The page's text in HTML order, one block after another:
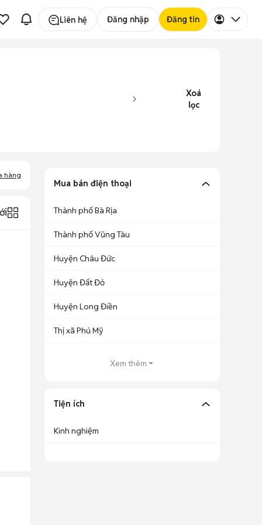
Liên hệ Đăng nhập Đăng tin
Xoá
lọc
hàng
Mua bán điện thoại
Thành phố Bà Rịa
Thành phố Vũng Tàu
Huyện Châu Đức
Huyện Đất Đỏ
Huyện Long Điền
Thị xã Phú Mỹ
Xem thêm
Tiện ích
Kinh nghiệm